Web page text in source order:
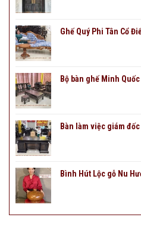
Ghế Quý Phi Tân Cổ
Bộ bàn ghế Minh
Bàn làm việc giám
Bình Hút Lộc gỗ Nu